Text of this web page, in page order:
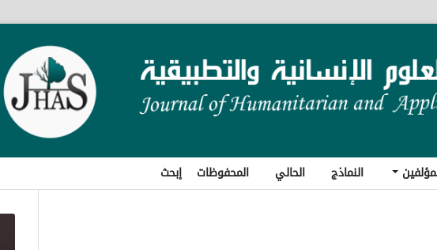
النماذج الحالي المحفوظات إبحث